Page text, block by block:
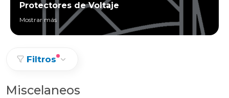
Protectores de Voltaje
Mostrar más
Filtros
Miscelaneos